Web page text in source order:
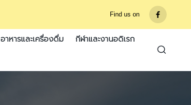
Find us on
รายการ
เมนู
อาหารและเครื่องดื่ม
กีฬาและงานอดิเรก